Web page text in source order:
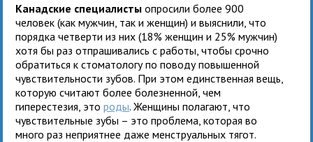
Канадские специалисты опросили более 900
человек (как мужчин, так и женщин) и выяснили, что
порядка четверти из них (18% женщин и 25% мужчин)
хотя бы раз отпрашивались с работы, чтобы срочно
обратиться к стоматологу по поводу повышенной
чувствительности зубов. При этом единственная вещь,
которую считают более болезненной, чем
гиперестезия, этороды. Женщины полагают, что
чувствительные зубы – это проблема, которая во
много раз неприятнее даже менструальных тягот.